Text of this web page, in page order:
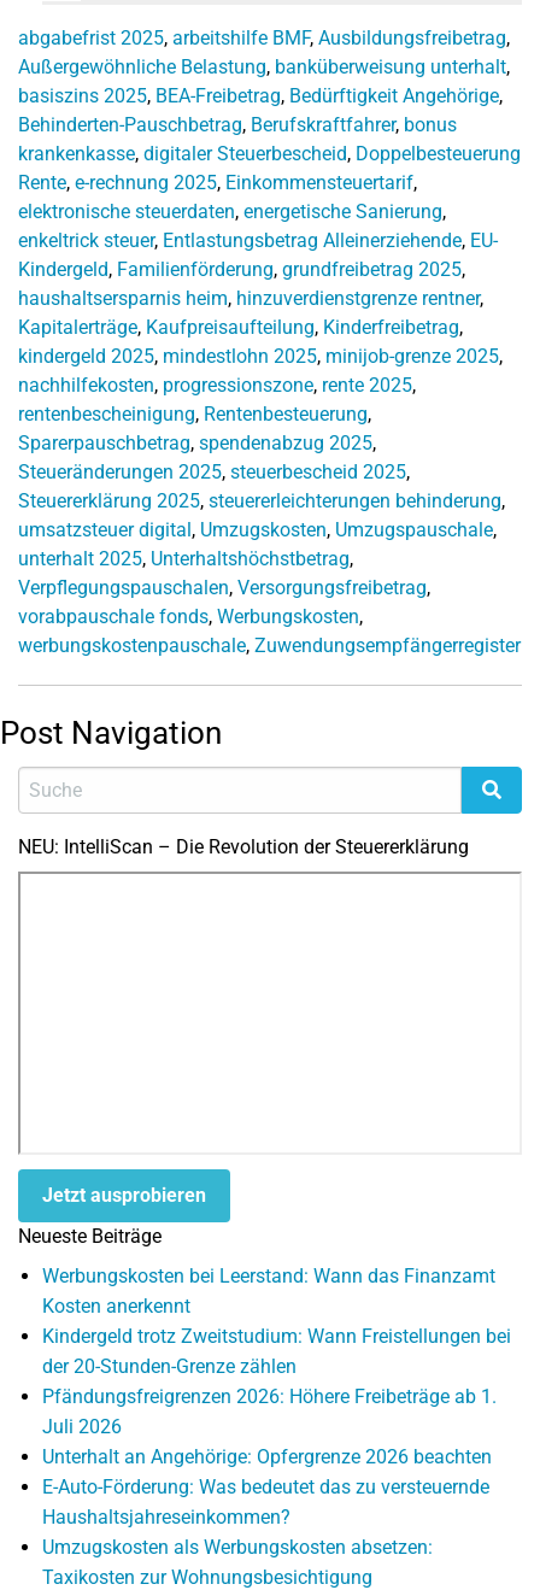
abgabefrist 2025, arbeitshilfe BMF, Ausbildungsfreibetrag,
Außergewöhnliche Belastung, banküberweisung unterhalt,
basiszins 2025, BEA-Freibetrag, Bedürftigkeit Angehörige,
Behinderten-Pauschbetrag, Berufskraftfahrer, bonus
krankenkasse, digitaler Steuerbescheid, Doppelbesteuerung
Rente, e-rechnung 2025, Einkommensteuertarif,
elektronische steuerdaten, energetische Sanierung,
enkeltrick steuer, Entlastungsbetrag Alleinerziehende, EU-
Kindergeld, Familienförderung, grundfreibetrag 2025,
haushaltsersparnis heim, hinzuverdienstgrenze rentner,
Kapitalerträge, Kaufpreisaufteilung, Kinderfreibetrag,
kindergeld 2025, mindestlohn 2025, minijob-grenze 2025,
nachhilfekosten, progressionszone, rente 2025,
rentenbescheinigung, Rentenbesteuerung,
Sparerpauschbetrag, spendenabzug 2025,
Steueränderungen 2025, steuerbescheid 2025,
Steuererklärung 2025, steuererleichterungen behinderung,
umsatzsteuer digital, Umzugskosten, Umzugspauschale,
unterhalt 2025, Unterhaltshöchstbetrag,
Verpflegungspauschalen, Versorgungsfreibetrag,
vorabpauschale fonds, Werbungskosten,
werbungskostenpauschale, Zuwendungsempfängerregister
Post Navigation
NEU: IntelliScan – Die Revolution der Steuererklärung
Jetzt ausprobieren
Neueste Beiträge
Werbungskosten bei Leerstand: Wann das Finanzamt
Kosten anerkennt
Kindergeld trotz Zweitstudium: Wann Freistellungen bei
der 20-Stunden-Grenze zählen
Pfändungsfreigrenzen 2026: Höhere Freibeträge ab 1.
Juli 2026
Unterhalt an Angehörige: Opfergrenze 2026 beachten
E-Auto-Förderung: Was bedeutet das zu versteuernde
Haushaltsjahreseinkommen?
Umzugskosten als Werbungskosten absetzen:
Taxikosten zur Wohnungsbesichtigung